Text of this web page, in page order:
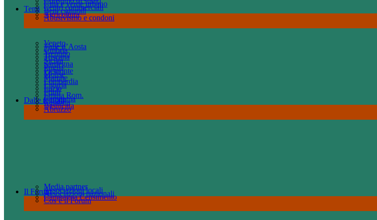
Temi
Abusivismo e condoni
Agricoltura
Beni culturali
Centri commerciali
Città e verde urbano
Dalle regioni
Abruzzo
Basilicata
Calabria
Campania
Emilia Rom.
Friuli
Lazio
Liguria
Lombardia
Marche
Molise
Piemonte
Puglia
Sardegna
Sicilia
Toscana
Trentino
Umbria
Valle d’Aosta
Veneto
Il Forum
Cos’è il Forum
Campagna Censimento
Associazioni nazionali
Associazioni locali
Media partner